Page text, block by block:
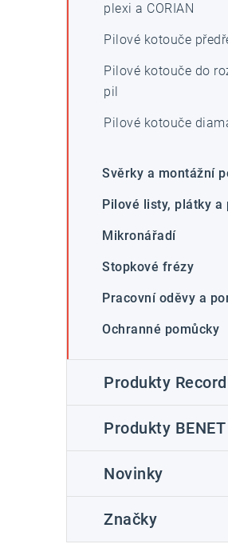
plexi a CORIAN
Pilové kotouče
Pilové kotouče do
pil
Pilové kotouče
Svěrky a montážní
Pilové listy, plátky a
Mikronářadí
Stopkové frézy
Pracovní oděvy a
Ochranné pomůcky
Produkty
Produkty BENET
Novinky
Značky